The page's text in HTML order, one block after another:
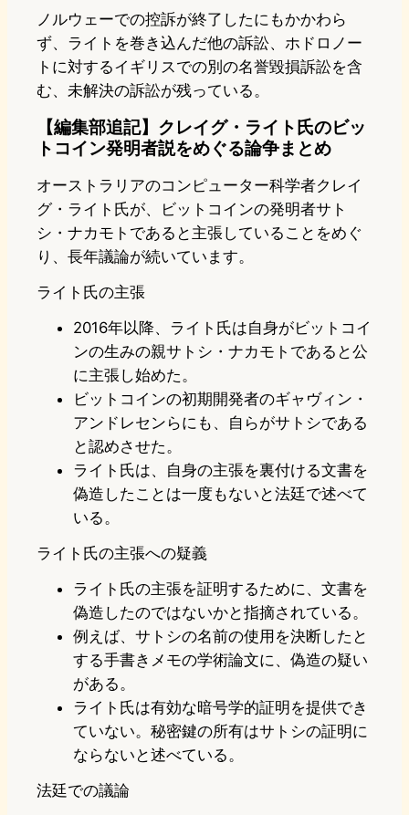
ノルウェーでの控訴が終了したにもかかわら
ず、ライトを巻き込んだ他の訴訟、ホドロノー
トに対するイギリスでの別の名誉毀損訴訟を含
む、未解決の訴訟が残っている。
【編集部追記】クレイグ・ライト氏のビッ
トコイン発明者説をめぐる論争まとめ
オーストラリアのコンピューター科学者クレイ
グ・ライト氏が、ビットコインの発明者サト
シ・ナカモトであると主張していることをめぐ
り、長年議論が続いています。
ライト氏の主張
2016年以降、ライト氏は自身がビットコイ
ンの生みの親サトシ・ナカモトであると公
に主張し始めた。
ビットコインの初期開発者のギャヴィン・
アンドレセンらにも、自らがサトシである
と認めさせた。
ライト氏は、自身の主張を裏付ける文書を
偽造したことは一度もないと法廷で述べて
いる。
ライト氏の主張への疑義
ライト氏の主張を証明するために、文書を
偽造したのではないかと指摘されている。
例えば、サトシの名前の使用を決断したと
する手書きメモの学術論文に、偽造の疑い
がある。
ライト氏は有効な暗号学的証明を提供でき
ていない。秘密鍵の所有はサトシの証明に
ならないと述べている。
法廷での議論